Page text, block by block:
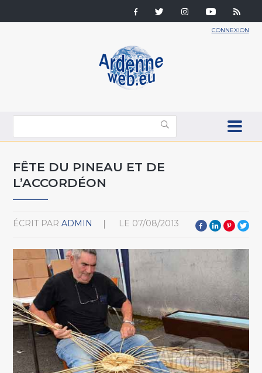
CONNEXION
FÊTE DU PINEAU ET DE
L’ACCORDÉON
ÉCRIT PAR ADMIN LE 07/08/2013